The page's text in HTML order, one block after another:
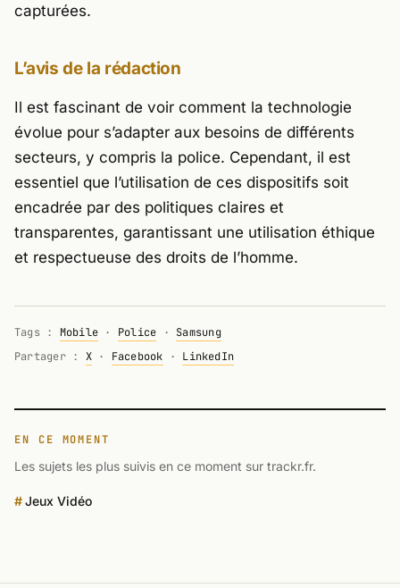
capturées.
L’avis de la rédaction
Il est fascinant de voir comment la technologie
évolue pour s’adapter aux besoins de différents
secteurs, y compris la police. Cependant, il est
essentiel que l’utilisation de ces dispositifs soit
encadrée par des politiques claires et
transparentes, garantissant une utilisation éthique
et respectueuse des droits de l’homme.
Tags : Mobile · Police · Samsung
Partager : X· Facebook · LinkedIn
EN CE MOMENT
Les sujets les plus suivis en ce moment sur trackr.fr.
Jeux Vidéo